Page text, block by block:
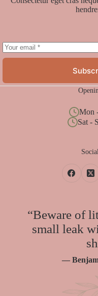
Mon
Sat -
“Beware of
small leak
—